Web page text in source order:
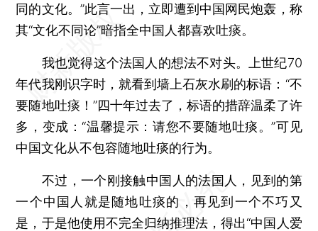
同的文化。”此言一出，立即遭到中国网民炮轰，称
其“文化不同论”暗指全中国人都喜欢吐痰。
我也觉得这个法国人的想法不对头。上世纪70
年代我刚识字时，就看到墙上石灰水刷的标语：“不
要随地吐痰！”四十年过去了，标语的措辞温柔了许
多，变成：“温馨提示：请您不要随地吐痰。”可见
中国文化从不包容随地吐痰的行为。
不过，一个刚接触中国人的法国人，见到的第
一个中国人就是随地吐痰的，再见到一个不巧又
是，于是他使用不完全归纳推理法，得出“中国人爱